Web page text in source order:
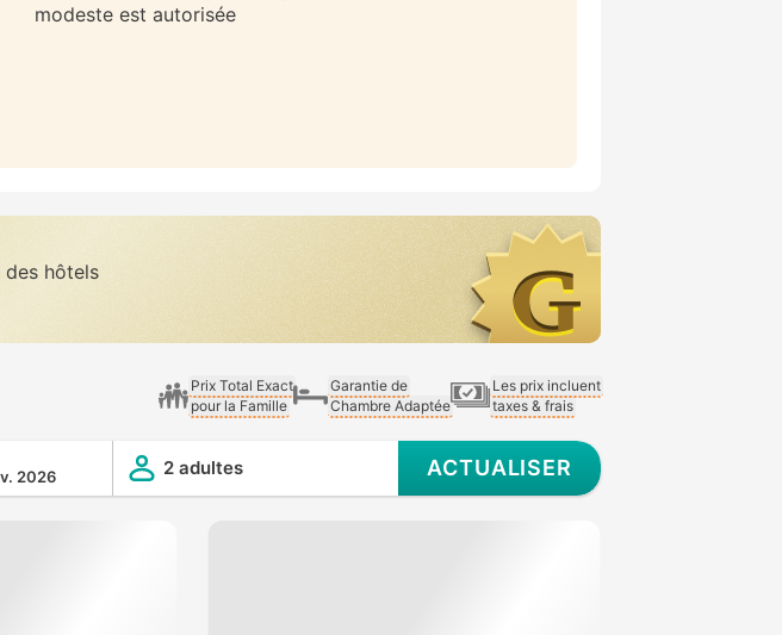
modeste est autorisée
des hôtels
Prix Total Exact
pour la Famille
Garantie de
Chambre Adaptée
Les prix incluent
taxes & frais
2026
2 adultes ACTUALISER